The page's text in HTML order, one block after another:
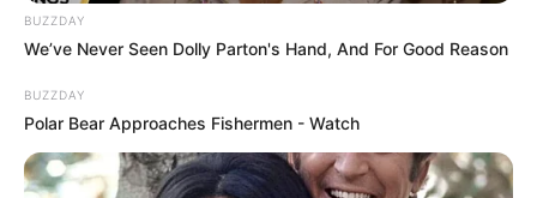
BUZZDAY
We’ve Never Seen Dolly Parton's Hand, And For Good Reason
BUZZDAY
Polar Bear Approaches Fishermen - Watch